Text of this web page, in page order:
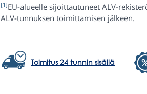
[1]EU-alueelle sijoittautuneet ALV-
ALV-tunnuksen toimittamisen jälkeen.
Toimitus 24 tunnin sisällä